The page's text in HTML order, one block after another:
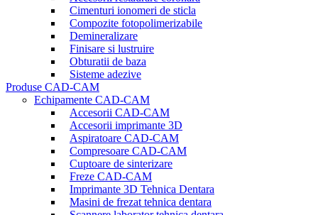
Cimenturi ionomeri de sticla
Compozite fotopolimerizabile
Demineralizare
Finisare si lustruire
Obturatii de baza
Sisteme adezive
Produse CAD-CAM
Echipamente CAD-CAM
Accesorii CAD-CAM
Accesorii imprimante 3D
Aspiratoare CAD-CAM
Compresoare CAD-CAM
Cuptoare de sinterizare
Freze CAD-CAM
Imprimante 3D Tehnica Dentara
Masini de frezat tehnica dentara